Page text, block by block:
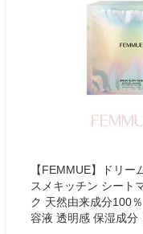
【FEMMUE】ドリ
スメキッチン シート
ク 天然由来成分100
容液 透明感 保湿成分